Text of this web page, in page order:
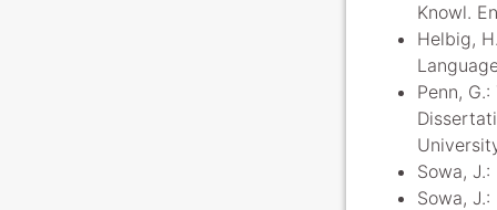
Knowl.
Helbig,
Penn,
Sowa,
Sowa,